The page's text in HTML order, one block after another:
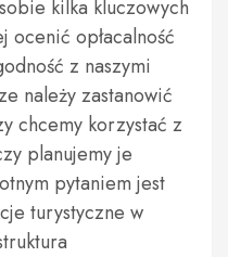
kilka kluczowych
opłacalność
z naszymi
należy zastanowić
chcemy korzystać z
planujemy je
pytaniem jest
turystyczne w